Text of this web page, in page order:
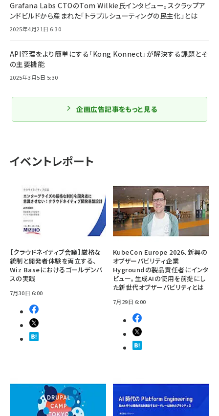
イベントレポート
【クラウドネイティブ会議】厳格な
統制と開発者体験を両立する、
Wiz Baseにおけるゴールデンパ
スの実践
7月30日 6:00
KubeCon Europe 2026、新興の
オブザーバビリティ企業
Hygroundの製品責任者にインタ
ビュー。生成AIの使用を前提にし
た新世代オブザーバビリティとは
7月29日 6:00
Grafana Labs CTOのTom Wilkie氏インタビュー。スクラップア
ンドビルドから産まれた「トラブルシューティングの民主化」とは
2025年4月21日 6:30
API管理をより簡単にする「Kong Konnect」が解決する課題とそ
の主要機能
2025年3月5日 5:30
企画広告記事をもっと見る